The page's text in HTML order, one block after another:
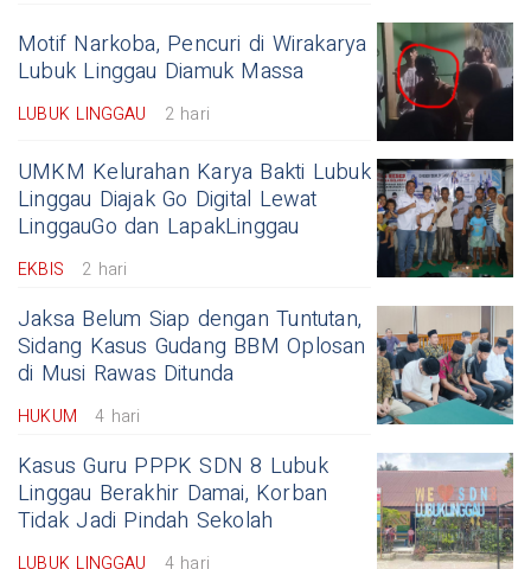
Motif Narkoba, Pencuri di Wirakarya
Lubuk Linggau Diamuk Massa
LUBUK LINGGAU 2 hari
UMKM Kelurahan Karya Bakti Lubuk
Linggau Diajak Go Digital Lewat
LinggauGo dan LapakLinggau
EKBIS 2 hari
Jaksa Belum Siap dengan Tuntutan,
Sidang Kasus Gudang BBM Oplosan
di Musi Rawas Ditunda
HUKUM 4 hari
Kasus Guru PPPK SDN 8 Lubuk
Linggau Berakhir Damai, Korban
Tidak Jadi Pindah Sekolah
LUBUK LINGGAU 4 hari